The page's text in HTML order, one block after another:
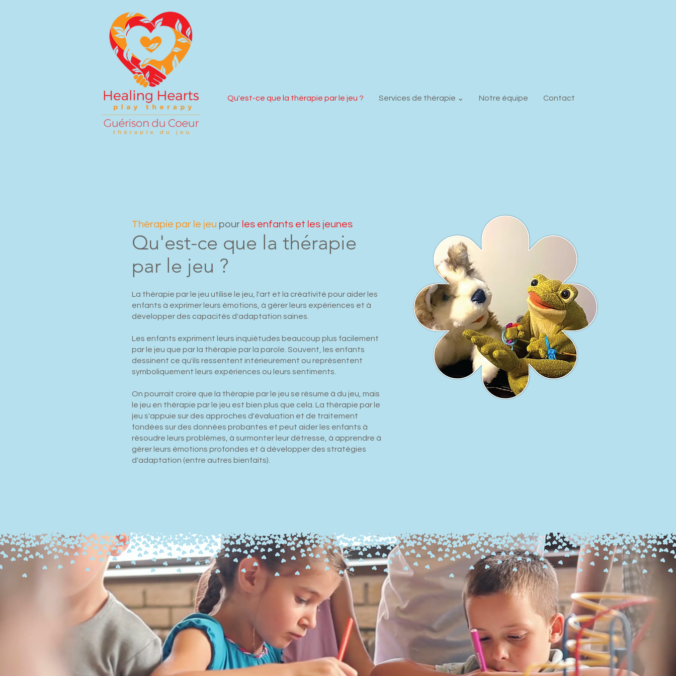
Qu'est-ce que la thérapie par le jeu ? Services de thérapie ⌄ Notre équipe Contact
Thérapie par le jeu pour les enfants et les jeunes
Qu'est-ce que la thérapie
par le jeu ?
La thérapie par le jeu utilise le jeu, l'art et la créativité pour aider les
enfants à exprimer leurs émotions, à gérer leurs expériences et à
développer des capacités d'adaptation saines.
Les enfants expriment leurs inquiétudes beaucoup plus facilement
par le jeu que par la thérapie par la parole. Souvent, les enfants
dessinent ce qu'ils ressentent intérieurement ou représentent
symboliquement leurs expériences ou leurs sentiments.
On pourrait croire que la thérapie par le jeu se résume à du jeu, mais
le jeu en thérapie par le jeu est bien plus que cela. La thérapie par le
jeu s'appuie sur des approches d'évaluation et de traitement
fondées sur des données probantes et peut aider les enfants à
résoudre leurs problèmes, à surmonter leur détresse, à apprendre à
gérer leurs émotions profondes et à développer des stratégies
d'adaptation (entre autres bienfaits).